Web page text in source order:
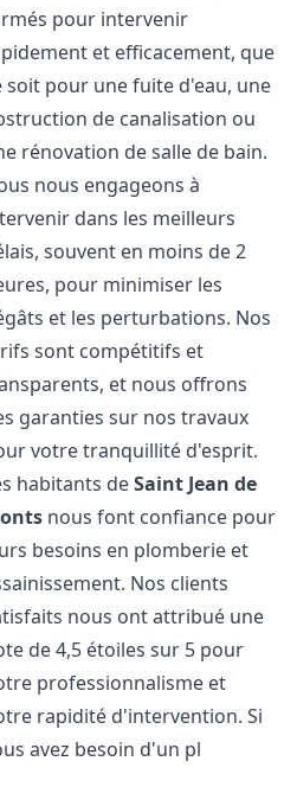
pour intervenir
et efficacement, que
soit pour une fuite d'eau, une
de canalisation ou
rénovation de salle de bain.
nous engageons à
dans les meilleurs
souvent en moins de 2
pour minimiser les
et les perturbations. Nos
sont compétitifs et
et nous offrons
garanties sur nos travaux
votre tranquillité d'esprit.
habitants deSaint Jean de
nous font confiance pour
besoins en plomberie et
Nos clients
nous ont attribué une
de 4,5 étoiles sur 5 pour
professionnalisme et
rapidité d'intervention. Si
avez besoin d'un pl